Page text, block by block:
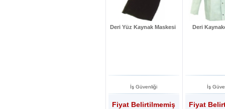
Deri Yüz Kaynak Maskesi
İş Güvenliği
Fiyat Belirtilmemiş
Deri
İş
Fiyat